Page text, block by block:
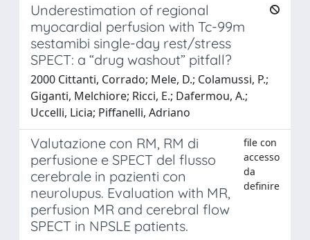
Underestimation of regional
myocardial perfusion with Tc-99m
sestamibi single-day rest/stress
SPECT: a “drug washout” pitfall?
2000 Cittanti, Corrado; Mele, D.; Colamussi, P.;
Giganti, Melchiore; Ricci, E.; Dafermou, A.;
Uccelli, Licia; Piffanelli, Adriano
Valutazione con RM, RM di
perfusione e SPECT del flusso
cerebrale in pazienti con
neurolupus. Evaluation with MR,
perfusion MR and cerebral flow
SPECT in NPSLE patients.
file con
accesso
da
definire